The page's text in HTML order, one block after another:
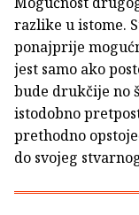
razlike u istome.
ponajprije
jest samo ako
bude drukčije no
istodobno
prethodno
do svojeg